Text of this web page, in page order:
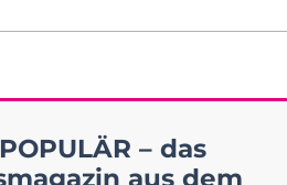
– das
aus dem